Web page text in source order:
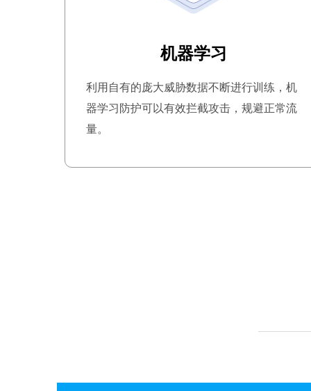
机器学习
利用自有的庞大威胁数据不断进行训练，机
器学习防护可以有效拦截攻击，规避正常流
量。